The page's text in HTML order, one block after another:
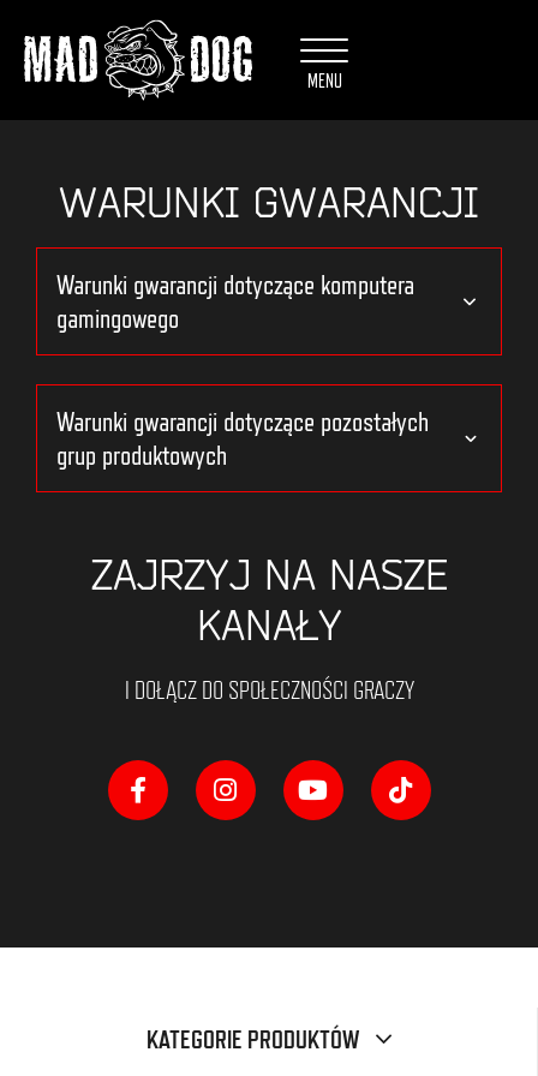
Przejdź do newslettera
MENU
WARUNKI GWARANCJI
Warunki gwarancji dotyczące komputera
gamingowego
Warunki gwarancji dotyczące pozostałych
grup produktowych
ZAJRZYJ NA NASZE
KANAŁY
I DOŁĄCZ DO SPOŁECZNOŚCI GRACZY
KATEGORIE PRODUKTÓW